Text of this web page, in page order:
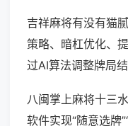
吉祥麻将有没有猫
策略、暗杠优化、
过AI算法调整牌局
八闽掌上麻将十三
软件实现“随意选牌